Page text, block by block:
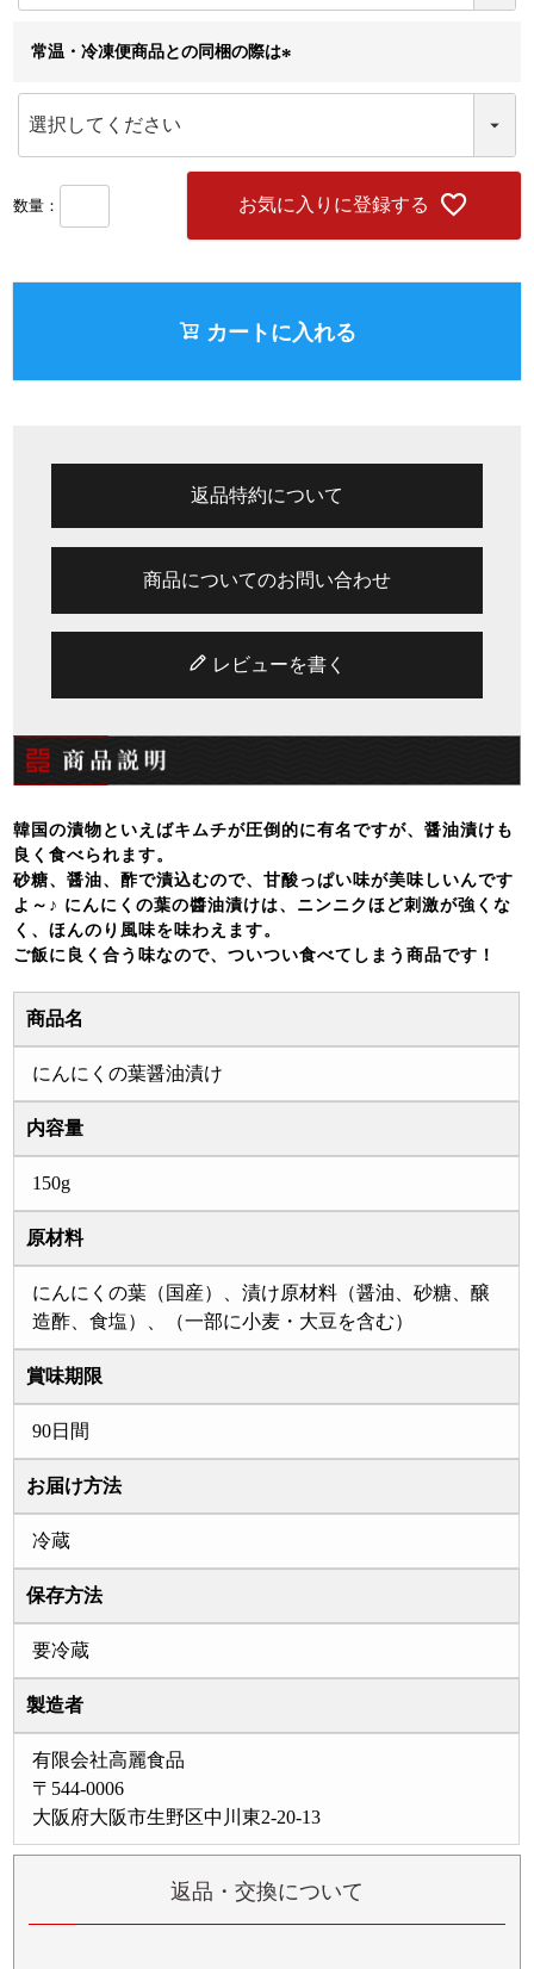
)
常温・冷凍便商品との同梱の際は
)
お気に入りに登録する
カートに入れる
返品特約について
商品についてのお問い合わせ
レビューを書く
韓国の漬物といえばキムチが圧倒的に有名ですが、醤油漬けも
良く食べられます。
砂糖、醤油、酢で漬込むので、甘酸っぱい味が美味しいんです
よ～♪ にんにくの葉の醬油漬けは、ニンニクほど刺激が強くな
く、ほんのり風味を味わえます。
ご飯に良く合う味なので、ついつい食べてしまう商品です！
商品名
にんにくの葉醤油漬け
内容量
150g
原材料
にんにくの葉（国産）、漬け原材料（醤油、砂糖、醸
造酢、食塩）、（一部に小麦・大豆を含む）
賞味期限
90日間
お届け方法
冷蔵
保存方法
要冷蔵
製造者
有限会社高麗食品
〒544-0006
大阪府大阪市生野区中川東2-20-13
返品・交換について